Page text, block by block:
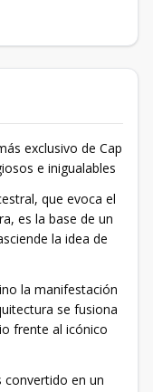
exclusivo de Cap
e inigualables
que evoca el
es la base de un
la idea de
la manifestación
se fusiona
frente al icónico
convertido en un